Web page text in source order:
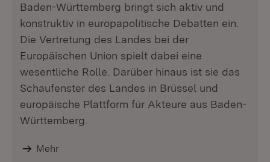
Baden-Württemberg bringt sich aktiv und
konstruktiv in europapolitische Debatten ein.
Die Vertretung des Landes bei der
Europäischen Union spielt dabei eine
wesentliche Rolle. Darüber hinaus ist sie das
Schaufenster des Landes in Brüssel und
europäische Plattform für Akteure aus Baden-
Württemberg.
Mehr